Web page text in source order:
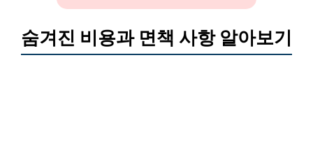
숨겨진 비용과 면책 사항 알아보기